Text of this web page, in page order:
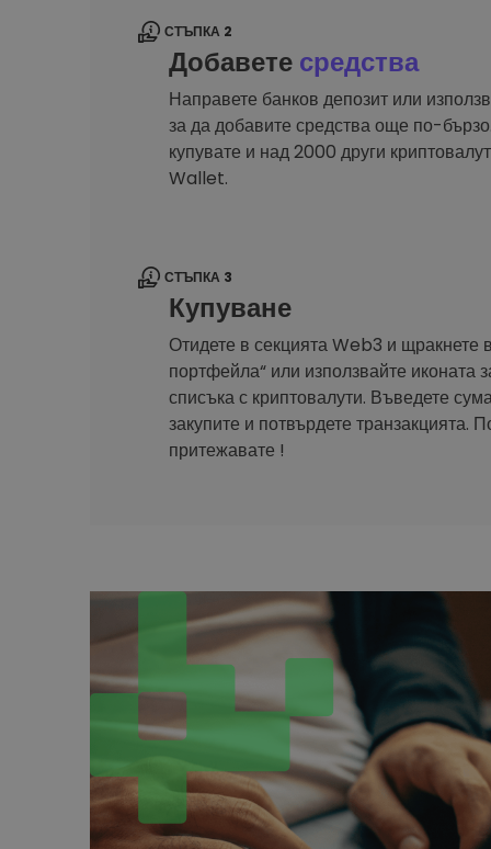
СТЪПКА 2
Добавете средства
Направете банков депозит или
за да добавите средства още по-
купувате и над 2000 други
Wallet.
СТЪПКА 3
Купуване
Отидете в секцията Web3 и щракнете
портфейла“ или използвайте иконата
списъка с криптовалути. Въведете
закупите и потвърдете транзакцията.
притежавате !